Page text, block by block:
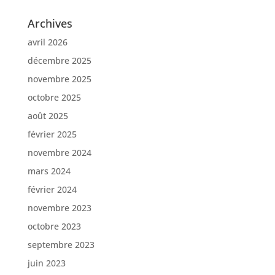
Archives
avril 2026
décembre 2025
novembre 2025
octobre 2025
août 2025
février 2025
novembre 2024
mars 2024
février 2024
novembre 2023
octobre 2023
septembre 2023
juin 2023